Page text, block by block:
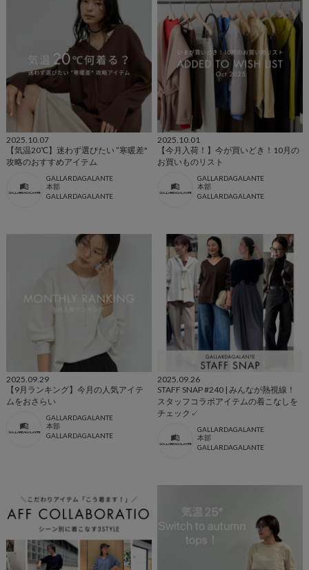
2025.10.07
【気温20℃】迷わず選びたい ”寒暖差"
攻略のおすすめアイテム
GALLARDAGALANTE
本部
GALLARDAGALANTE
2025.10.01
【今月入荷！】今が買いどき！10月の
お買いものリスト
GALLARDAGALANTE
本部
GALLARDAGALANTE
2025.09.29
【9月ランキング】今月の人気アイテ
ムをおさらい
GALLARDAGALANTE
本部
GALLARDAGALANTE
2025.09.26
STAFF SNAP #240 | みんなが熱視線！
スタッフコラボアイテムの着こなしを
チェック✓
GALLARDAGALANTE
本部
GALLARDAGALANTE